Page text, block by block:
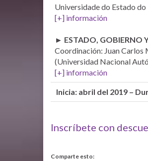
Universidade do Estado do
[+] información
► ESTADO, GOBIERNO
Coordinación: Juan Carlos
(Universidad Nacional
[+] información
Inicia: abril del 2019 –
Inscríbete con
Comparte esto: